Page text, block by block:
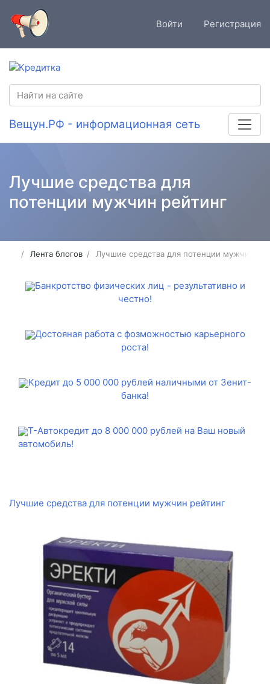
Войти Регистрация
Вещун.РФ - информационная сеть
Лучшие средства для
потенции мужчин рейтинг
Лента блогов Лучшие средства для потенции мужчин
Банкротство физических лиц - результативно и
честно!
Достояная работа с фозможностью карьерного
роста!
Кредит до 5 000 000 рублей наличными от Зенит-
банка!
Т-Автокредит до 8 000 000 рублей на Ваш новый
автомобиль!
Лучшие средства для потенции мужчин рейтинг